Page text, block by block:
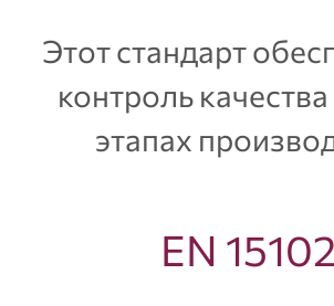
Этот стандарт
контроль
этапах
EN 15102